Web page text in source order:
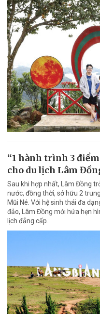
“1 hành trình 3
cho du lịch Lâm
Sau khi hợp nhất, Lâm Đồng
nước, đồng thời, sở hữu 2
Mũi Né. Với hệ sinh thái đa
đảo, Lâm Đồng mới hứa hẹn
lịch đẳng cấp.